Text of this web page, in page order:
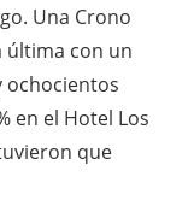
Una Crono
última con un
ochocientos
en el Hotel Los
que